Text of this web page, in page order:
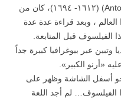
الفيلسوف « أنطوان أرنو» (Antoine Arnauld) (١٦١٢- ١٦٩٤)، كان من
، وبعد قراءة عدة عدة
قبل المتابعة.
عبر بيوغرافيا كبيرة جداً
«أرنو الكبير».
نحو أسفل الشاشة وظهر على
الفيلسوف… لم أجد اللغة